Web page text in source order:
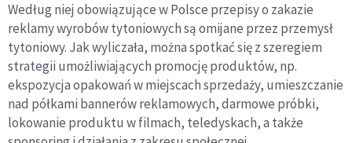
Według niej obowiązujące w Polsce przepisy o zakazie
reklamy wyrobów tytoniowych są omijane przez przemysł
tytoniowy. Jak wyliczała, można spotkać się z szeregiem
strategii umożliwiających promocję produktów, np.
ekspozycja opakowań w miejscach sprzedaży, umieszczanie
nad półkami bannerów reklamowych, darmowe próbki,
lokowanie produktu w filmach, teledyskach, a także